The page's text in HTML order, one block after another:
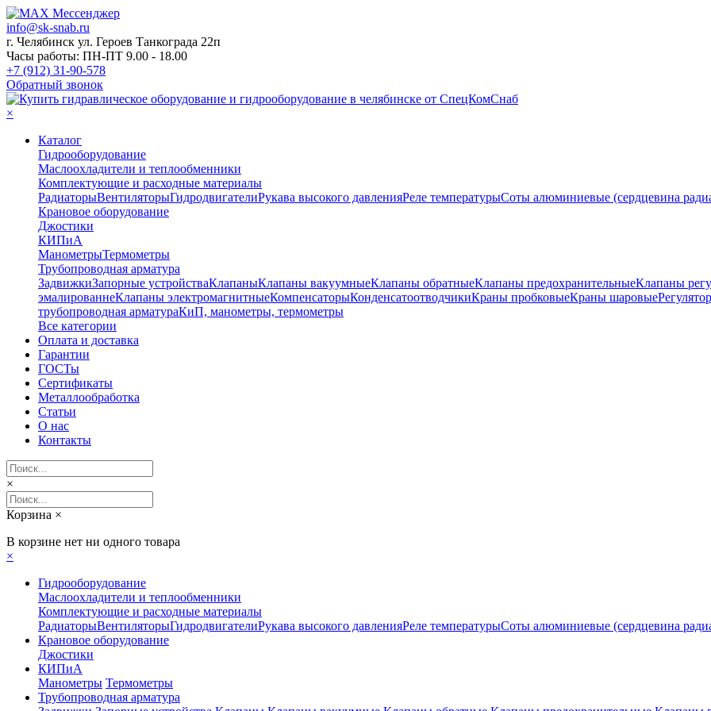
info@sk-snab.ru
г. Челябинск ул. Героев Танкограда 22п
Часы работы: ПН-ПТ 9.00 - 18.00
+7 (912) 31-90-578
Обратный звонок
×
Каталог
Гидрооборудование
Маслоохладители и теплообменники
Комплектующие и расходные материалы
РадиаторыВентиляторыГидродвигателиРукава высокого давленияРеле температурыСоты алюминиевые (сердцевина
Крановое оборудование
Джостики
КИПиА
МанометрыТермометры
Трубопроводная арматура
ЗадвижкиЗапорные устройстваКлапаныКлапаны вакуумныеКлапаны обратныеКлапаны предохранительныеКлапаны
эмалированнеКлапаны электромагнитныеКомпенсаторыКонденсатоотводчикиКраны пробковыеКраны шаровые
трубопроводная арматураКиП, манометры, термометры
Все категории
Оплата и доставка
Гарантии
ГОСТы
Сертификаты
Металлообработка
Статьи
О нас
Контакты
×
Корзина ×
В корзине нет ни одного товара
×
Гидрооборудование
Маслоохладители и теплообменники
Комплектующие и расходные материалы
РадиаторыВентиляторыГидродвигателиРукава высокого давленияРеле температурыСоты алюминиевые (сердцевина
Крановое оборудование
Джостики
КИПиА
Манометры Термометры
Трубопроводная арматура